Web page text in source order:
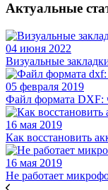
Актуальные
04 июня 2022
Визуальные
05 февраля 2019
Файл формата DXF:
16 мая 2019
Как восстановить
16 мая 2019
Не работает